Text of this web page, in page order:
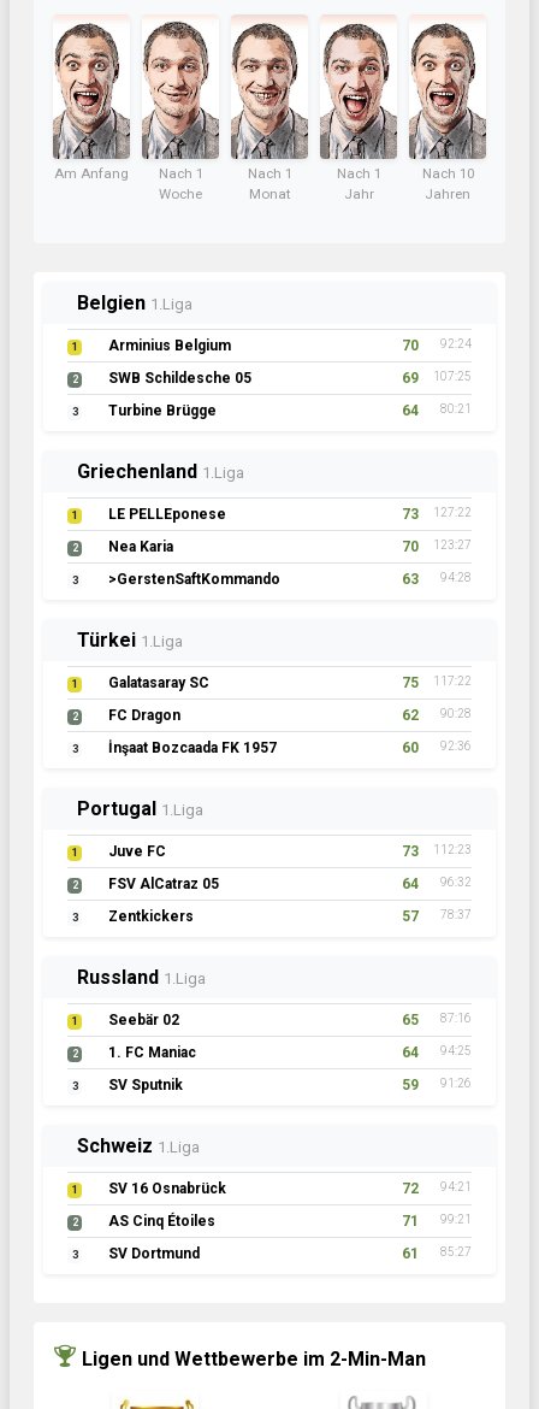
Am Anfang
Nach 1
Woche
Nach 1
Monat
Nach 1
Jahr
Nach 10
Jahren
Belgien 1.Liga
1 Arminius Belgium 70 92:24
2 SWB Schildesche 05 69 107:25
3 Turbine Brügge 64 80:21
Griechenland 1.Liga
1 LE PELLEponese 73 127:22
2 Nea Karia 70 123:27
3 >GerstenSaftKommando 63 94:28
Türkei 1.Liga
1 Galatasaray SC 75 117:22
2 FC Dragon 62 90:28
3 İnşaat Bozcaada FK 1957 60 92:36
Portugal 1.Liga
1 Juve FC 73 112:23
2 FSV AlCatraz 05 64 96:32
3 Zentkickers 57 78:37
Russland 1.Liga
1 Seebär 02 65 87:16
2 1. FC Maniac 64 94:25
3 SV Sputnik 59 91:26
Schweiz 1.Liga
1 SV 16 Osnabrück 72 94:21
2 AS Cinq Étoiles 71 99:21
3 SV Dortmund 61 85:27
Ligen und Wettbewerbe im 2-Min-Man